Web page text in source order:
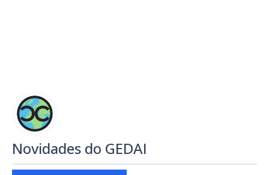
Novidades do GEDAI